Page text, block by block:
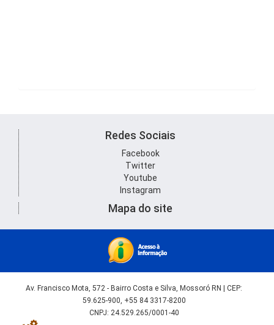
Redes Sociais
Facebook
Twitter
Youtube
Instagram
Mapa do site
Av. Francisco Mota, 572 - Bairro Costa e Silva, Mossoró RN | CEP:
59.625-900, +55 84 3317-8200
CNPJ: 24.529.265/0001-40